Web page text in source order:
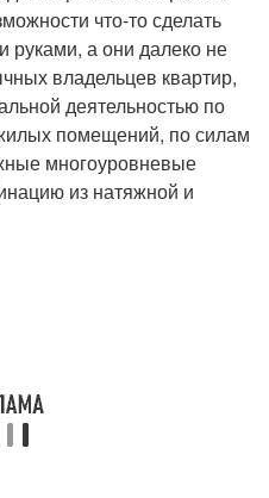
что-то сделать
руками, а они далеко не
владельцев квартир,
деятельностью по
помещений, по силам
многоуровневые
из натяжной и